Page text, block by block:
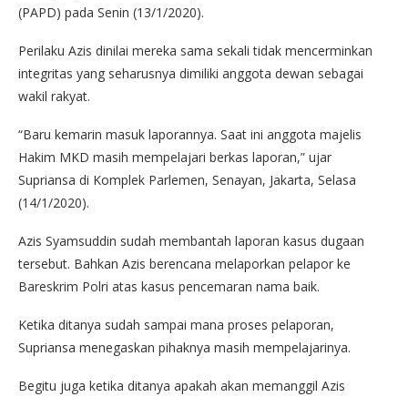
(PAPD) pada Senin (13/1/2020).
Perilaku Azis dinilai mereka sama sekali tidak mencerminkan
integritas yang seharusnya dimiliki anggota dewan sebagai
wakil rakyat.
“Baru kemarin masuk laporannya. Saat ini anggota majelis
Hakim MKD masih mempelajari berkas laporan,” ujar
Supriansa di Komplek Parlemen, Senayan, Jakarta, Selasa
(14/1/2020).
Azis Syamsuddin sudah membantah laporan kasus dugaan
tersebut. Bahkan Azis berencana melaporkan pelapor ke
Bareskrim Polri atas kasus pencemaran nama baik.
Ketika ditanya sudah sampai mana proses pelaporan,
Supriansa menegaskan pihaknya masih mempelajarinya.
Begitu juga ketika ditanya apakah akan memanggil Azis